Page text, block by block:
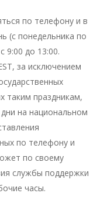
по телефону и в
(с понедельника по
9:00 до 13:00.
за исключением
таким праздникам,
на национальном
по телефону и
по своему
службы поддержки
часы.